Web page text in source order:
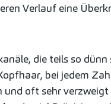
Verlauf eine
die teils so dünn
bei jedem
und oft sehr